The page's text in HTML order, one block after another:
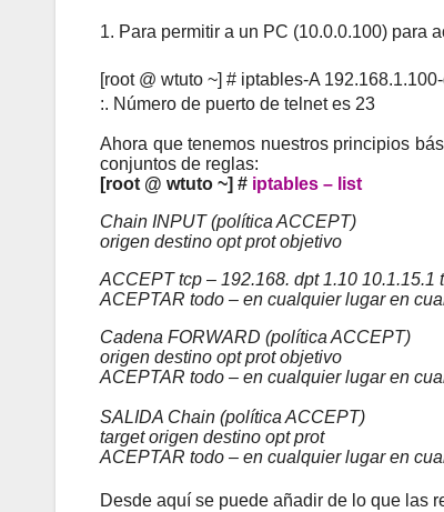
1. Para permitir a un PC (10.0.0.100) para
[root @ wtuto ~] # iptables-A
:. Número de puerto de telnet es 23
Ahora que tenemos nuestros principios
conjuntos de reglas:
[root @ wtuto ~] # iptables – list
Chain INPUT (política ACCEPT)
origen destino opt prot objetivo
ACCEPT tcp – 192.168. dpt 1.10 10.1.15.1
ACEPTAR todo – en cualquier lugar en
Cadena FORWARD (política ACCEPT)
origen destino opt prot objetivo
ACEPTAR todo – en cualquier lugar en
SALIDA Chain (política ACCEPT)
target origen destino opt prot
ACEPTAR todo – en cualquier lugar en
Desde aquí se puede añadir de lo que las